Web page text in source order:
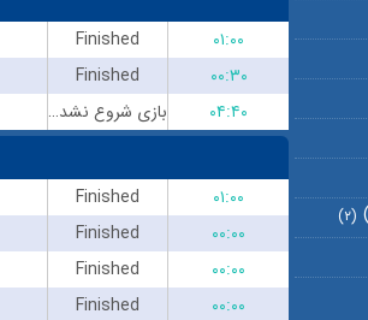
(۲)
Finished
۰۱:۰۰
Finished
۰۰:۳۰
بازی شروع نشده است
۰۴:۴۰
Finished
۰۱:۰۰
Finished
۰۰:۰۰
Finished
۰۰:۰۰
Finished
۰۰:۰۰